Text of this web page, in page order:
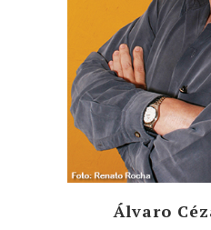
Álvaro